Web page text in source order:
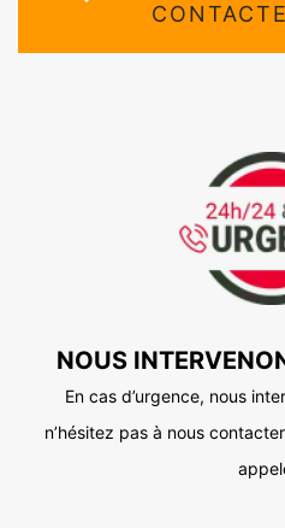
NOUS
En cas d’urgence, nous
n’hésitez pas à nous